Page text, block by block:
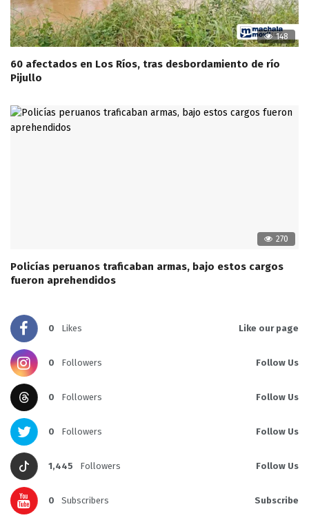
148
60 afectados en Los Ríos, tras desbordamiento de río
Pijullo
270
Policías peruanos traficaban armas, bajo estos cargos
fueron aprehendidos
0 Likes Like our page
0 Followers Follow Us
0 Followers Follow Us
0 Followers Follow Us
1,445 Followers Follow Us
0 Subscribers Subscribe